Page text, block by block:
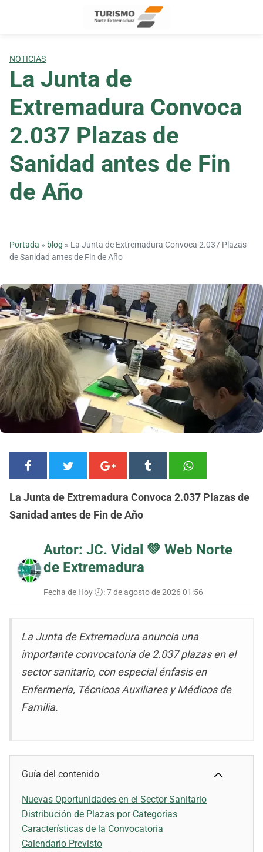
NOTICIAS
La Junta de
Extremadura Convoca
2.037 Plazas de
Sanidad antes de Fin
de Año
Portada » blog » La Junta de Extremadura Convoca 2.037 Plazas
de Sanidad antes de Fin de Año
La Junta de Extremadura Convoca 2.037 Plazas de
Sanidad antes de Fin de Año
Autor: JC. Vidal 💚 Web Norte
de Extremadura
Fecha de Hoy 🕗:7 de agosto de 2026 01:56
La Junta de Extremadura anuncia una
importante convocatoria de 2.037 plazas en el
sector sanitario, con especial énfasis en
Enfermería, Técnicos Auxiliares y Médicos de
Familia.
Guía del contenido
Nuevas Oportunidades en el Sector Sanitario
Distribución de Plazas por Categorías
Características de la Convocatoria
Calendario Previsto